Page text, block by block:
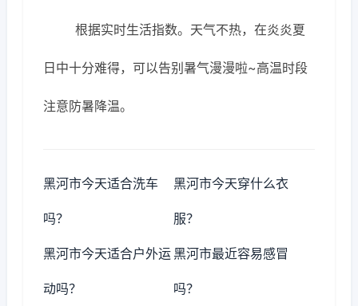
根据实时生活指数。天气不热，在炎炎夏
日中十分难得，可以告别暑气漫漫啦~高温时段
注意防暑降温。
黑河市今天适合洗车
吗？
黑河市今天穿什么衣
服？
黑河市今天适合户外运
动吗？
黑河市最近容易感冒
吗？